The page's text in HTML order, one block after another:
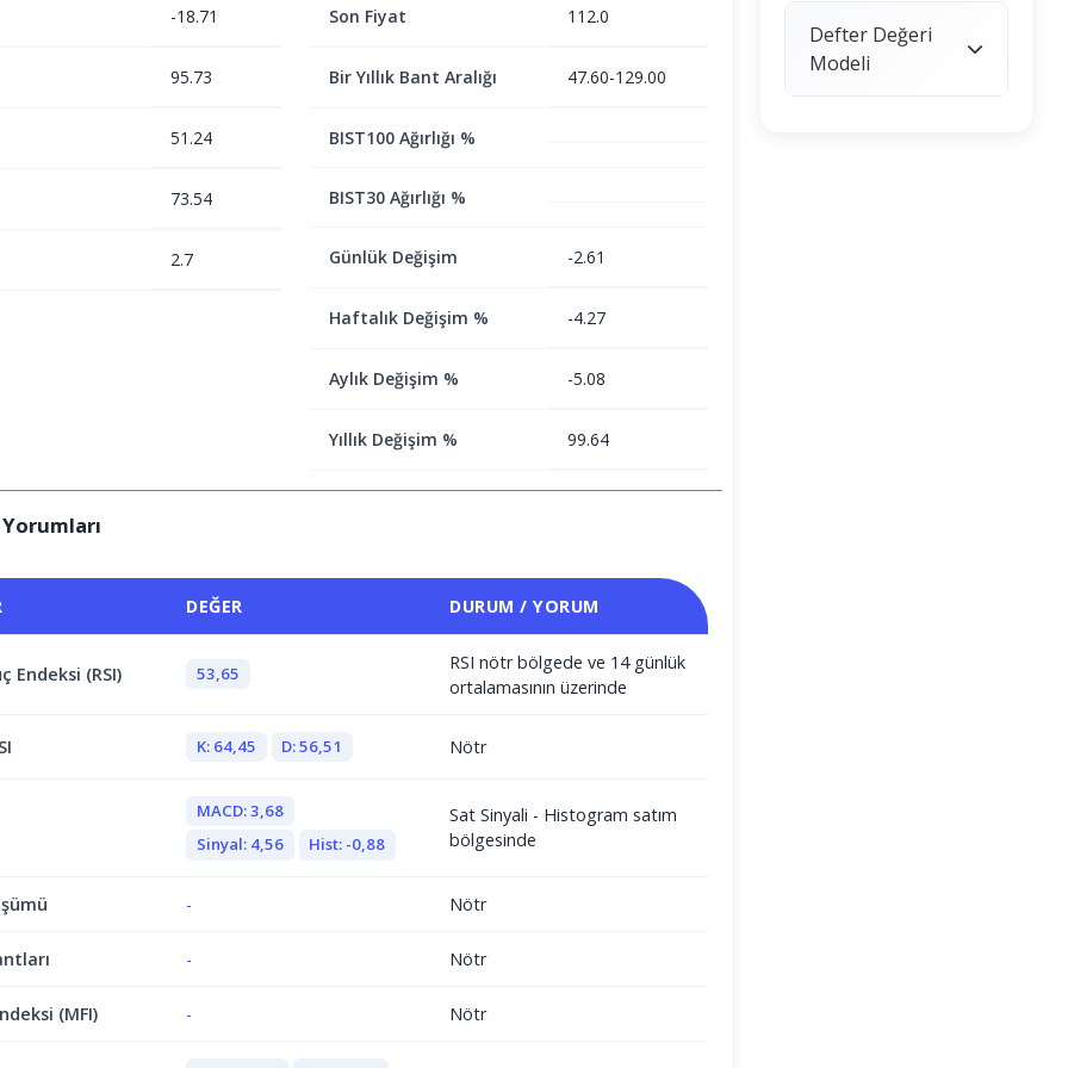
-18.71
95.73
51.24
73.54
2.7
Son Fiyat 112.0
Bir Yıllık Bant Aralığı 47.60-129.00
BIST100 Ağırlığı %
BIST30 Ağırlığı %
Günlük Değişim -2.61
Haftalık Değişim % -4.27
Aylık Değişim % -5.08
Yıllık Değişim % 99.64
DEĞER DURUM / YORUM
Endeksi (RSI) 53,65
RSI nötr bölgede ve 14 günlük
ortalamasının üzerinde
K: 64,45 D: 56,51 Nötr
MACD: 3,68
Sinyal: 4,56
Hist: -0,88
Sat Sinyali - Histogram satım
bölgesinde
- Nötr
- Nötr
(MFI) - Nötr
Defter Değeri
Modeli